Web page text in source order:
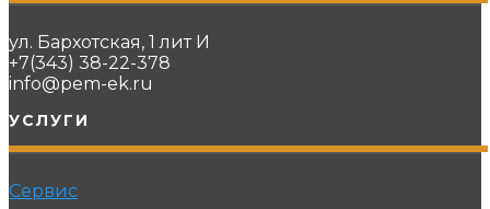
ул. Бархотская, 1 лит И
+7(343) 38-22-378
info@pem-ek.ru
УСЛУГИ
Сервис